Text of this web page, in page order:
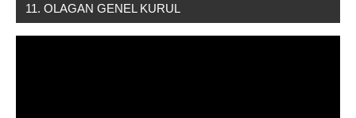
11. OLAGAN GENEL KURUL